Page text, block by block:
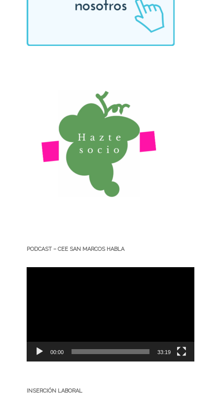
PODCAST – CEE SAN MARCOS HABLA
Reproductor
00:00 33:19
INSERCIÓN LABORAL